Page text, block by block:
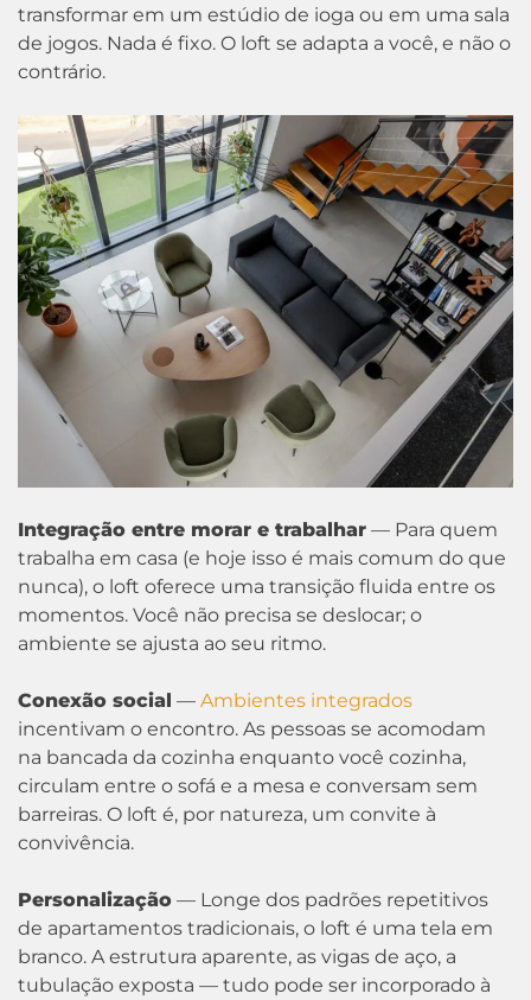
transformar em um estúdio de ioga ou em uma sala
de jogos. Nada é fixo. O loft se adapta a você, e não o
contrário.
Integração entre morar e trabalhar — Para quem
trabalha em casa (e hoje isso é mais comum do que
nunca), o loft oferece uma transição fluida entre os
momentos. Você não precisa se deslocar; o
ambiente se ajusta ao seu ritmo.
Conexão social — Ambientes integrados
incentivam o encontro. As pessoas se acomodam
na bancada da cozinha enquanto você cozinha,
circulam entre o sofá e a mesa e conversam sem
barreiras. O loft é, por natureza, um convite à
convivência.
Personalização — Longe dos padrões repetitivos
de apartamentos tradicionais, o loft é uma tela em
branco. A estrutura aparente, as vigas de aço, a
tubulação exposta — tudo pode ser incorporado à